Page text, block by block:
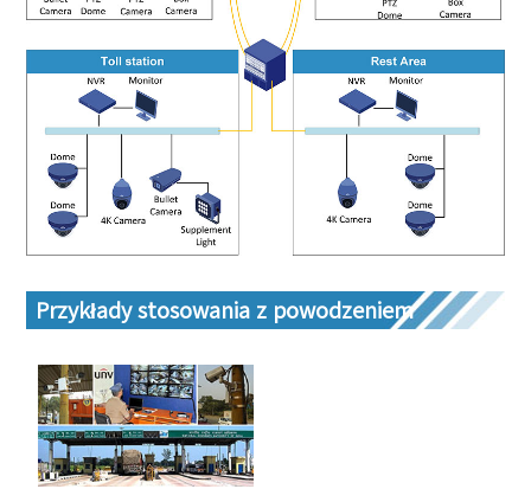
Przykłady stosowania z powodzeniem